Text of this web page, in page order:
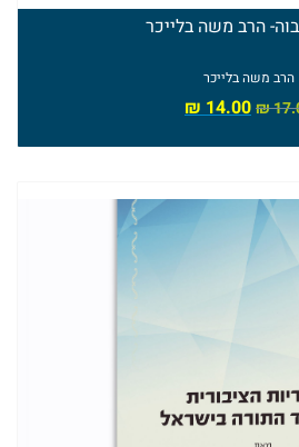
הרב משה בלייכר
הרב משה בלייכר
₪
14.00
₪